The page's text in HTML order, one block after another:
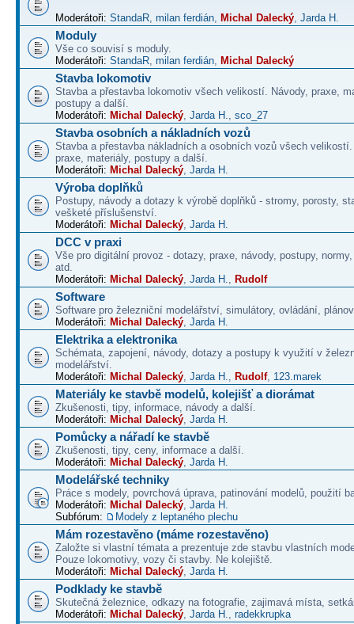
Moderátoři: StandaR, milan ferdián, Michal Dalecký, Jarda H.
Moduly
Vše co souvisí s moduly.
Moderátoři: StandaR, milan ferdián, Michal Dalecký
Stavba lokomotiv
Stavba a přestavba lokomotiv všech velikostí. Návody, praxe,
postupy a další.
Moderátoři: Michal Dalecký, Jarda H., sco_27
Stavba osobních a nákladních vozů
Stavba a přestavba nákladních a osobních vozů všech velikostí.
praxe, materiály, postupy a další.
Moderátoři: Michal Dalecký, Jarda H.
Výroba doplňků
Postupy, návody a dotazy k výrobě doplňků - stromy, porosty,
vešketé příslušenství.
Moderátoři: Michal Dalecký, Jarda H.
DCC v praxi
Vše pro digitální provoz - dotazy, praxe, návody, postupy,
atd.
Moderátoři: Michal Dalecký, Jarda H., Rudolf
Software
Software pro železniční modelářství, simulátory, ovládání,
Moderátoři: Michal Dalecký, Jarda H.
Elektrika a elektronika
Schémata, zapojení, návody, dotazy a postupy k využití v
modelářství.
Moderátoři: Michal Dalecký, Jarda H., Rudolf, 123.marek
Materiály ke stavbě modelů, kolejišť a diorámat
Zkušenosti, tipy, informace, návody a další.
Moderátoři: Michal Dalecký, Jarda H.
Pomůcky a nářadí ke stavbě
Zkušenosti, tipy, ceny, informace a další.
Moderátoři: Michal Dalecký, Jarda H.
Modelářské techniky
Práce s modely, povrchová úprava, patinování modelů, použití
Moderátoři: Michal Dalecký, Jarda H.
Subfórum:
Modely z leptaného plechu
Mám rozestavěno (máme rozestavěno)
Založte si vlastní témata a prezentuje zde stavbu vlastních
Pouze lokomotivy, vozy či stavby. Ne kolejiště.
Moderátoři: Michal Dalecký, Jarda H.
Podklady ke stavbě
Skutečná železnice, odkazy na fotografie, zajimavá místa,
Moderátoři: Michal Dalecký, Jarda H., radekkrupka